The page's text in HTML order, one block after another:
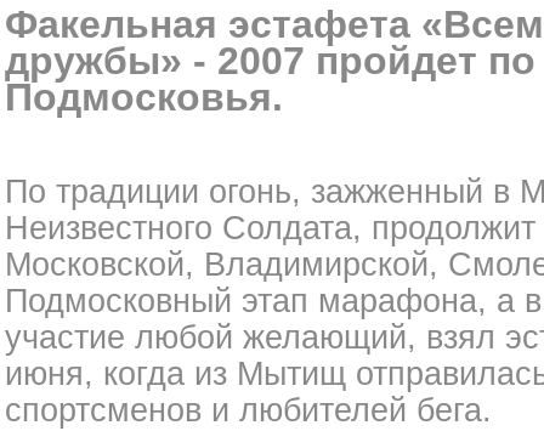
Факельная эстафета
дружбы» - 2007 пройдет
Подмосковья.
По традиции огонь, зажженный в
Неизвестного Солдата,
Московской, Владимирской,
Подмосковный этап марафона, а
участие любой желающий, взял
июня, когда из Мытищ
спортсменов и любителей бега.